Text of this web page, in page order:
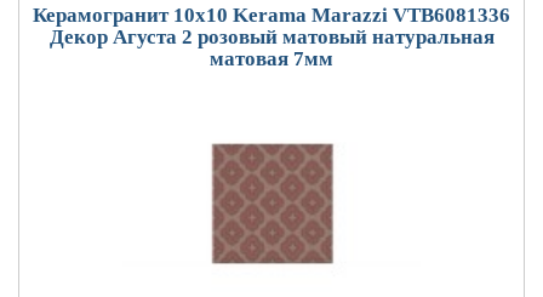
Керамогранит 10x10 Kerama Marazzi VTB6081336
Декор Агуста 2 розовый матовый натуральная
матовая 7мм